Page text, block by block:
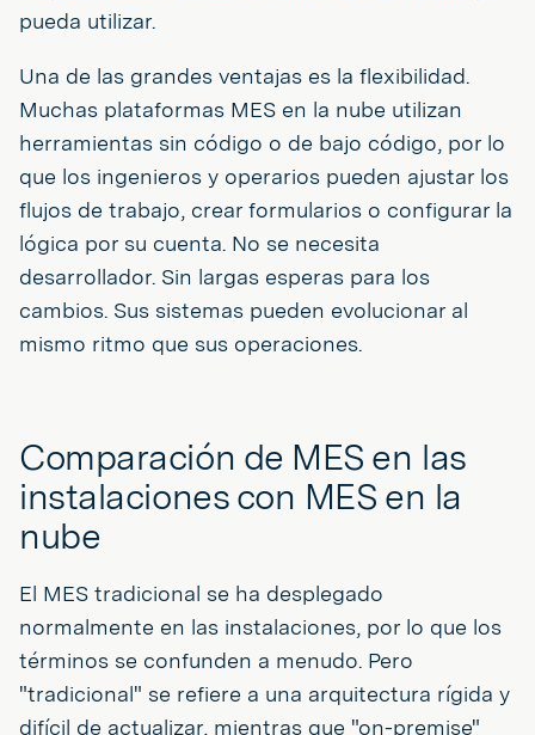
pueda utilizar.
Una de las grandes ventajas es la flexibilidad.
Muchas plataformas MES en la nube utilizan
herramientas sin código o de bajo código, por lo
que los ingenieros y operarios pueden ajustar los
flujos de trabajo, crear formularios o configurar la
lógica por su cuenta. No se necesita
desarrollador. Sin largas esperas para los
cambios. Sus sistemas pueden evolucionar al
mismo ritmo que sus operaciones.
Comparación de MES en las
instalaciones con MES en la
nube
El MES tradicional se ha desplegado
normalmente en las instalaciones, por lo que los
términos se confunden a menudo. Pero
"tradicional" se refiere a una arquitectura rígida y
difícil de actualizar, mientras que "on-premise"